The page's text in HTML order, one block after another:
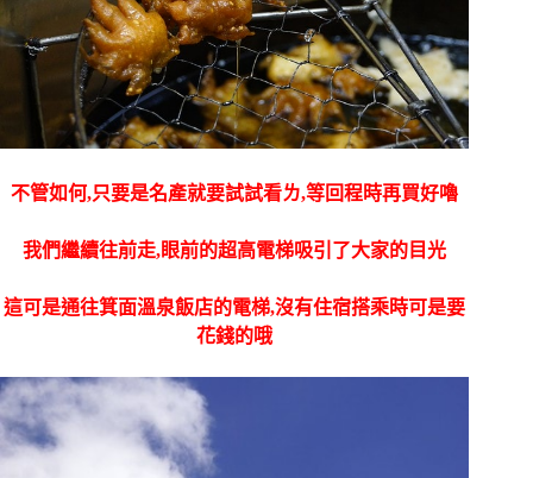
不管如何,只要是名產就要試試看ㄌ,等回程時再買好嚕
我們繼續往前走,眼前的超高電梯吸引了大家的目光
這可是通往箕面溫泉飯店的電梯,沒有住宿搭乘時可是要
花錢的哦